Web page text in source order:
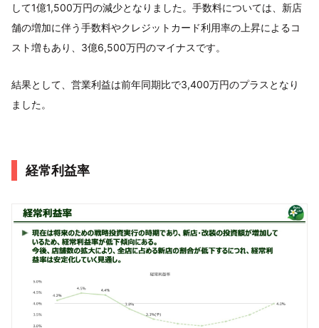
して1億1,500万円の減少となりました。手数料については、新店
舗の増加に伴う手数料やクレジットカード利用率の上昇によるコ
スト増もあり、3億6,500万円のマイナスです。
結果として、営業利益は前年同期比で3,400万円のプラスとなり
ました。
経常利益率